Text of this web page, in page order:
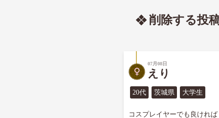
削除する投
07月08日
えり
20代 茨城県 大学生
コスプレイヤーでも良ければ